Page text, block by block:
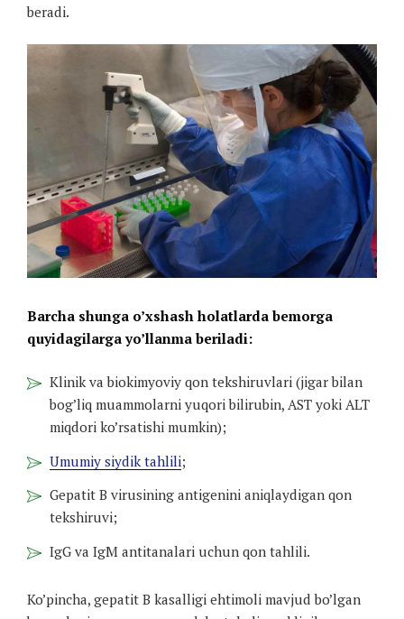
beradi.
Barcha shunga o’xshash holatlarda bemorga
quyidagilarga yo’llanma beriladi:
Klinik va biokimyoviy qon tekshiruvlari (jigar bilan
bog’liq muammolarni yuqori bilirubin, AST yoki ALT
miqdori ko’rsatishi mumkin);
Umumiy siydik tahlili;
Gepatit B virusining antigenini aniqlaydigan qon
tekshiruvi;
IgG va IgM antitanalari uchun qon tahlili.
Ko’pincha, gepatit B kasalligi ehtimoli mavjud bo’lgan